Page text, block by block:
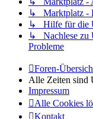
↳ Marktplatz -
↳ Hilfe für die
↳ Nachlese zu
Probleme
Foren-
Alle Zeiten sind
Impressum
Alle Cookies
Kontakt